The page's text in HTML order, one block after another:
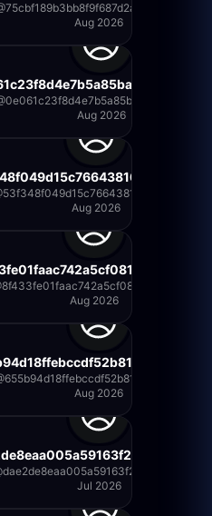
75cbf189b3bb8f9f687d2aca0d0a382b
Aug 2026
0e061c23f8d4e7b5a85ba52b7e18bd5b
Aug 2026
53f348f049d15c76643816fa49acfee6
Aug 2026
8f433fe01faac742a5cf0819e42397de
Aug 2026
655b94d18ffebccdf52b81848a334a3d
Aug 2026
dae2de8eaa005a59163f2e4c045e1aa1
Jul 2026